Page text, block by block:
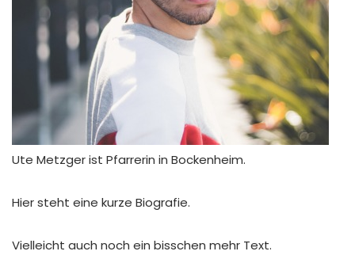
Ute Metzger ist Pfarrerin in Bockenheim.
Hier steht eine kurze Biografie.
Vielleicht auch noch ein bisschen mehr Text.